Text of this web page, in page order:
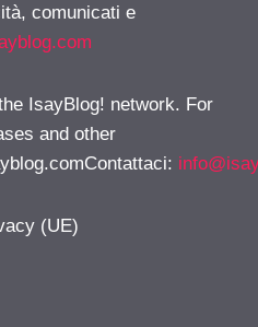
comunicati e
IsayBlog! network. For
and other
:
(UE)